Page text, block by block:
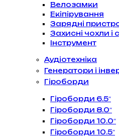
Велозамки
Екіпірування
Зарядні
Захисні чохли і
Інструмент
Аудіотехніка
Генератори і
Гіроборди
Гіроборди 6.5″
Гіроборди 8.0″
Гіроборди 10.0″
Гіроборди 10.5″